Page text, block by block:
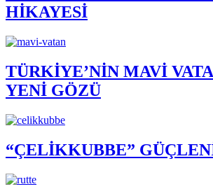
HİKAYESİ
TÜRKİYE’NİN MAVİ
YENİ GÖZÜ
“ÇELİKKUBBE”